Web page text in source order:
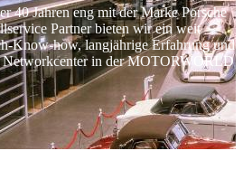
40 Jahren eng mit der Marke Porsche
Partner bieten wir ein weit
Know-how, langjährige Erfahrung und
Networkcenter in der MOTORWORLD